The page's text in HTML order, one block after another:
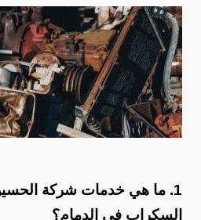
1. ما هي خدمات شركة
السكراب في الدمام؟